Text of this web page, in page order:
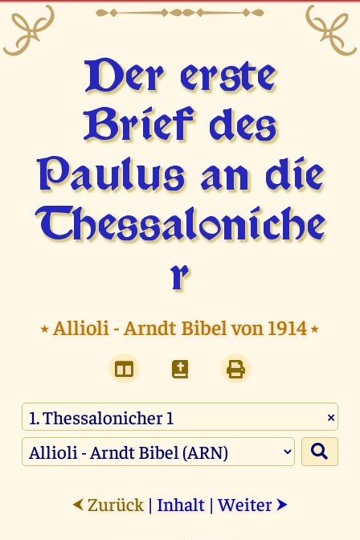
Der erste
Brief des
Paulus an die
Thessaloniche
r
⭑Allioli - Arndt Bibel von 1914⭑
×
⮜ Zurück | Inhalt |Weiter ⮞